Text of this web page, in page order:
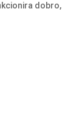
dobro,